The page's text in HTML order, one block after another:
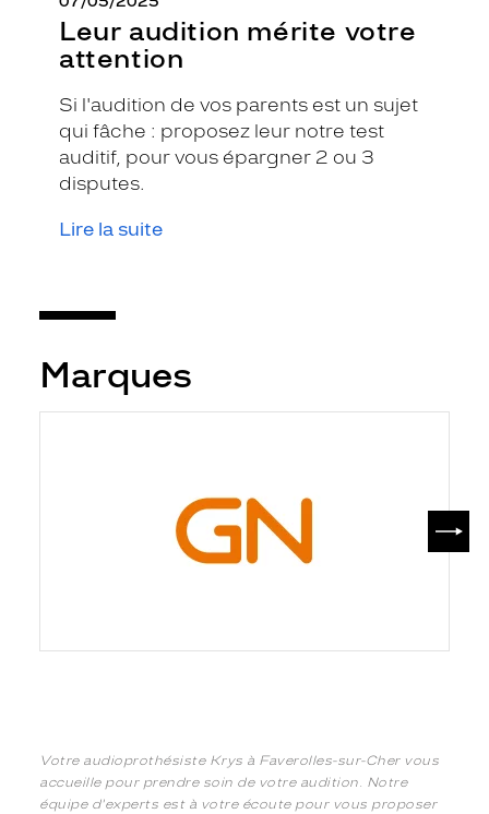
Leur audition mérite votre
attention
Si l'audition de vos parents est un sujet
qui fâche : proposez leur notre test
auditif, pour vous épargner 2 ou 3
disputes.
Lire la suite
Marques
Votre audioprothésiste Krys à Faverolles-sur-Cher vous
accueille pour prendre soin de votre audition. Notre
équipe d'experts est à votre écoute pour vous proposer